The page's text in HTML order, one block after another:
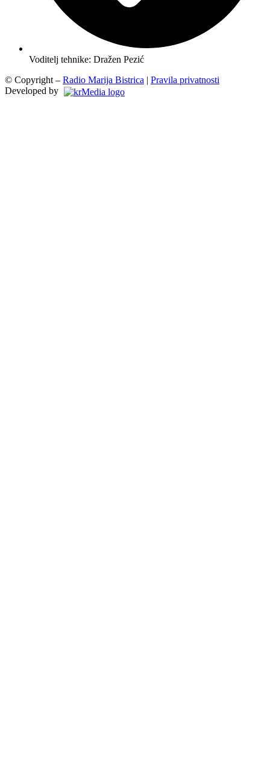
Voditelj tehnike: Dražen Pezić
© Copyright – Radio Marija Bistrica | Pravila privatnosti
Developed by